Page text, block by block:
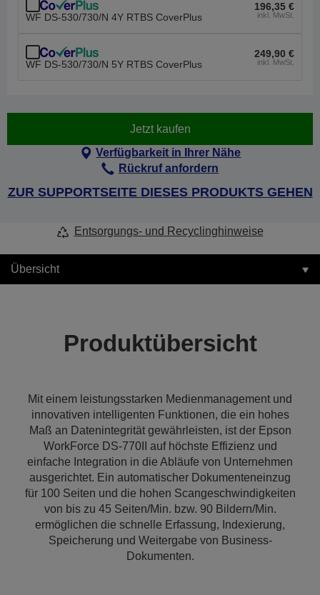
WF DS-530/730/N 4Y RTBS CoverPlus
196,35 €
inkl. MwSt.
WF DS-530/730/N 5Y RTBS CoverPlus
249,90 €
inkl. MwSt.
Jetzt kaufen
Verfügbarkeit in Ihrer Nähe
Rückruf anfordern
ZUR SUPPORTSEITE DIESES PRODUKTS GEHEN
Entsorgungs- und Recyclinghinweise
Übersicht
Produktübersicht
Mit einem leistungsstarken Medienmanagement und
innovativen intelligenten Funktionen, die ein hohes
Maß an Datenintegrität gewährleisten, ist der Epson
WorkForce DS-770II auf höchste Effizienz und
einfache Integration in die Abläufe von Unternehmen
ausgerichtet. Ein automatischer Dokumenteneinzug
für 100 Seiten und die hohen Scangeschwindigkeiten
von bis zu 45 Seiten/Min. bzw. 90 Bildern/Min.
ermöglichen die schnelle Erfassung, Indexierung,
Speicherung und Weitergabe von Business-
Dokumenten.